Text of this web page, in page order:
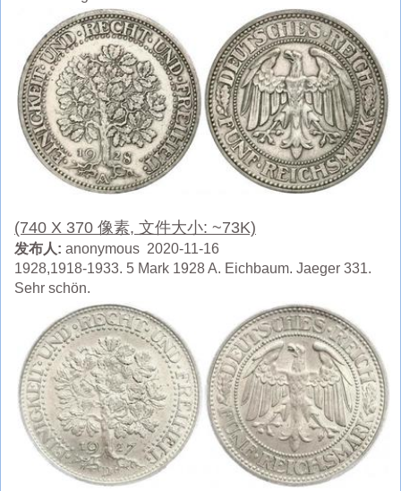
(740 X 370 像素, 文件大小: ~73K)
发布人: anonymous 2020-11-16
1928,1918-1933. 5 Mark 1928 A. Eichbaum. Jaeger 331.
Sehr schön.